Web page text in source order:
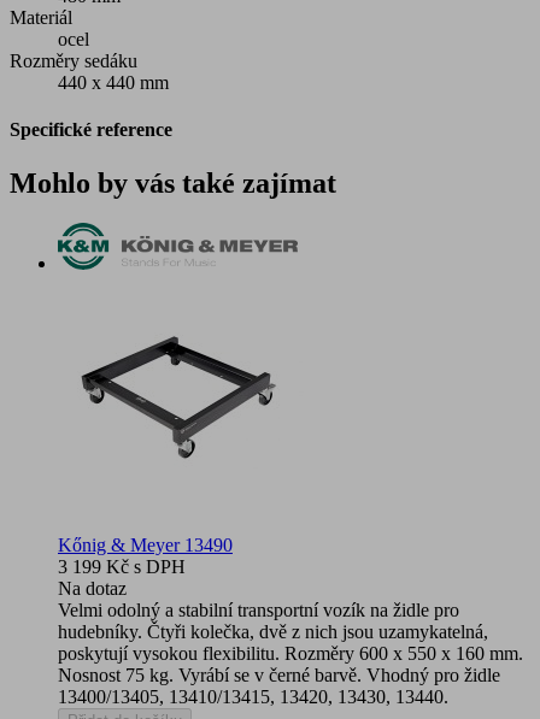
Materiál
ocel
Rozměry sedáku
440 x 440 mm
Specifické reference
Mohlo by vás také zajímat
Kőnig & Meyer 13490
3 199 Kč s DPH
Na dotaz
Velmi odolný a stabilní transportní vozík na židle pro
hudebníky. Čtyři kolečka, dvě z nich jsou uzamykatelná,
poskytují vysokou flexibilitu. Rozměry 600 x 550 x 160 mm.
Nosnost 75 kg. Vyrábí se v černé barvě. Vhodný pro židle
13400/13405, 13410/13415, 13420, 13430, 13440.